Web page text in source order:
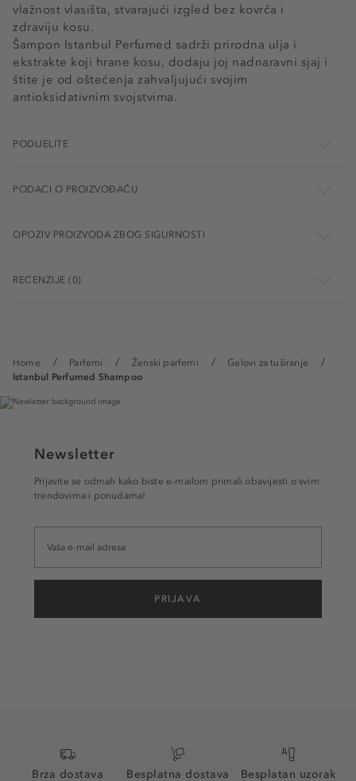
Home Parfemi Ženski parfemi
Gelovi za tuširanje
Istanbul Perfumed Shampoo
vlažnost vlasišta, stvarajući izgled bez kovrča i
zdraviju kosu.
Šampon Istanbul Perfumed sadrži prirodna ulja i
ekstrakte koji hrane kosu, dodaju joj nadnaravni sjaj i
štite je od oštećenja zahvaljujući svojim
antioksidativnim svojstvima.
PODIJELITE
PODACI O PROIZVOĐAČU
OPOZIV PROIZVODA ZBOG SIGURNOSTI
RECENZIJE (0)
Newsletter
Prijavite se odmah kako biste e-mailom primali obavijesti o svim
trendovima i ponudama!
PRIJAVA
Brza dostava Besplatna dostava Besplatan uzorak